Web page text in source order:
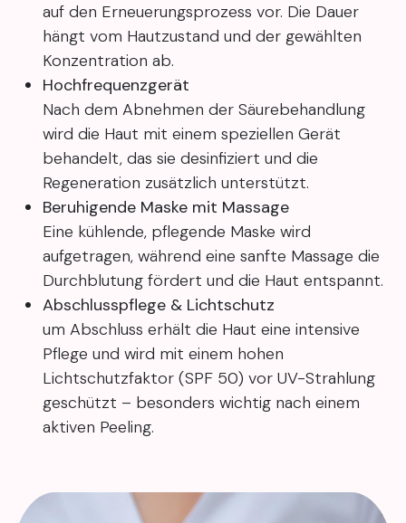
auf den Erneuerungsprozess vor. Die Dauer
hängt vom Hautzustand und der gewählten
Konzentration ab.
Hochfrequenzgerät
Nach dem Abnehmen der Säurebehandlung
wird die Haut mit einem speziellen Gerät
behandelt, das sie desinfiziert und die
Regeneration zusätzlich unterstützt.
Beruhigende Maske mit Massage
Eine kühlende, pflegende Maske wird
aufgetragen, während eine sanfte Massage die
Durchblutung fördert und die Haut entspannt.
Abschlusspflege & Lichtschutz
um Abschluss erhält die Haut eine intensive
Pflege und wird mit einem hohen
Lichtschutzfaktor (SPF 50) vor UV-Strahlung
geschützt – besonders wichtig nach einem
aktiven Peeling.